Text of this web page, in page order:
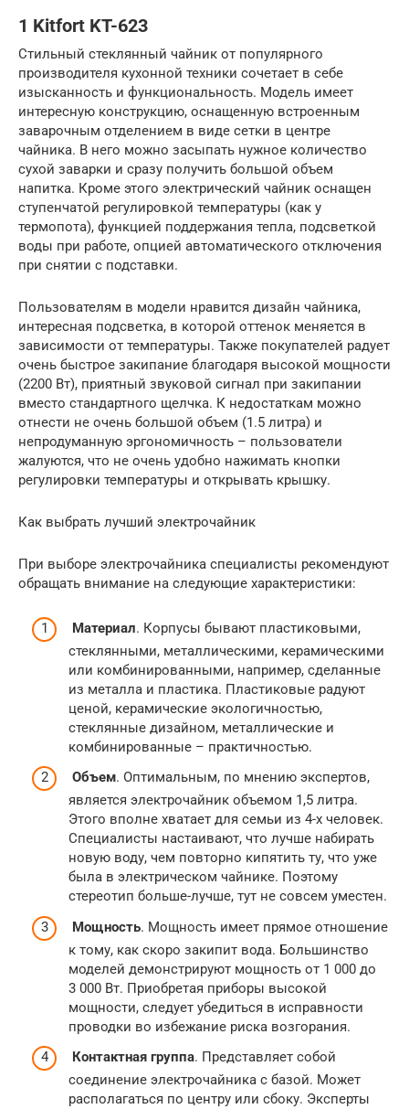
1 Kitfort KT-623
Стильный стеклянный чайник от популярного
производителя кухонной техники сочетает в себе
изысканность и функциональность. Модель имеет
интересную конструкцию, оснащенную встроенным
заварочным отделением в виде сетки в центре
чайника. В него можно засыпать нужное количество
сухой заварки и сразу получить большой объем
напитка. Кроме этого электрический чайник оснащен
ступенчатой регулировкой температуры (как у
термопота), функцией поддержания тепла, подсветкой
воды при работе, опцией автоматического отключения
при снятии с подставки.
Пользователям в модели нравится дизайн чайника,
интересная подсветка, в которой оттенок меняется в
зависимости от температуры. Также покупателей радует
очень быстрое закипание благодаря высокой мощности
(2200 Вт), приятный звуковой сигнал при закипании
вместо стандартного щелчка. К недостаткам можно
отнести не очень большой объем (1.5 литра) и
непродуманную эргономичность – пользователи
жалуются, что не очень удобно нажимать кнопки
регулировки температуры и открывать крышку.
Как выбрать лучший электрочайник
При выборе электрочайника специалисты рекомендуют
обращать внимание на следующие характеристики:
Материал. Корпусы бывают пластиковыми,
стеклянными, металлическими, керамическими
или комбинированными, например, сделанные
из металла и пластика. Пластиковые радуют
ценой, керамические экологичностью,
стеклянные дизайном, металлические и
комбинированные – практичностью.
Объем. Оптимальным, по мнению экспертов,
является электрочайник объемом 1,5 литра.
Этого вполне хватает для семьи из 4-х человек.
Специалисты настаивают, что лучше набирать
новую воду, чем повторно кипятить ту, что уже
была в электрическом чайнике. Поэтому
стереотип больше-лучше, тут не совсем уместен.
Мощность. Мощность имеет прямое отношение
к тому, как скоро закипит вода. Большинство
моделей демонстрируют мощность от 1 000 до
3 000 Вт. Приобретая приборы высокой
мощности, следует убедиться в исправности
проводки во избежание риска возгорания.
Контактная группа. Представляет собой
соединение электрочайника с базой. Может
располагаться по центру или сбоку. Эксперты